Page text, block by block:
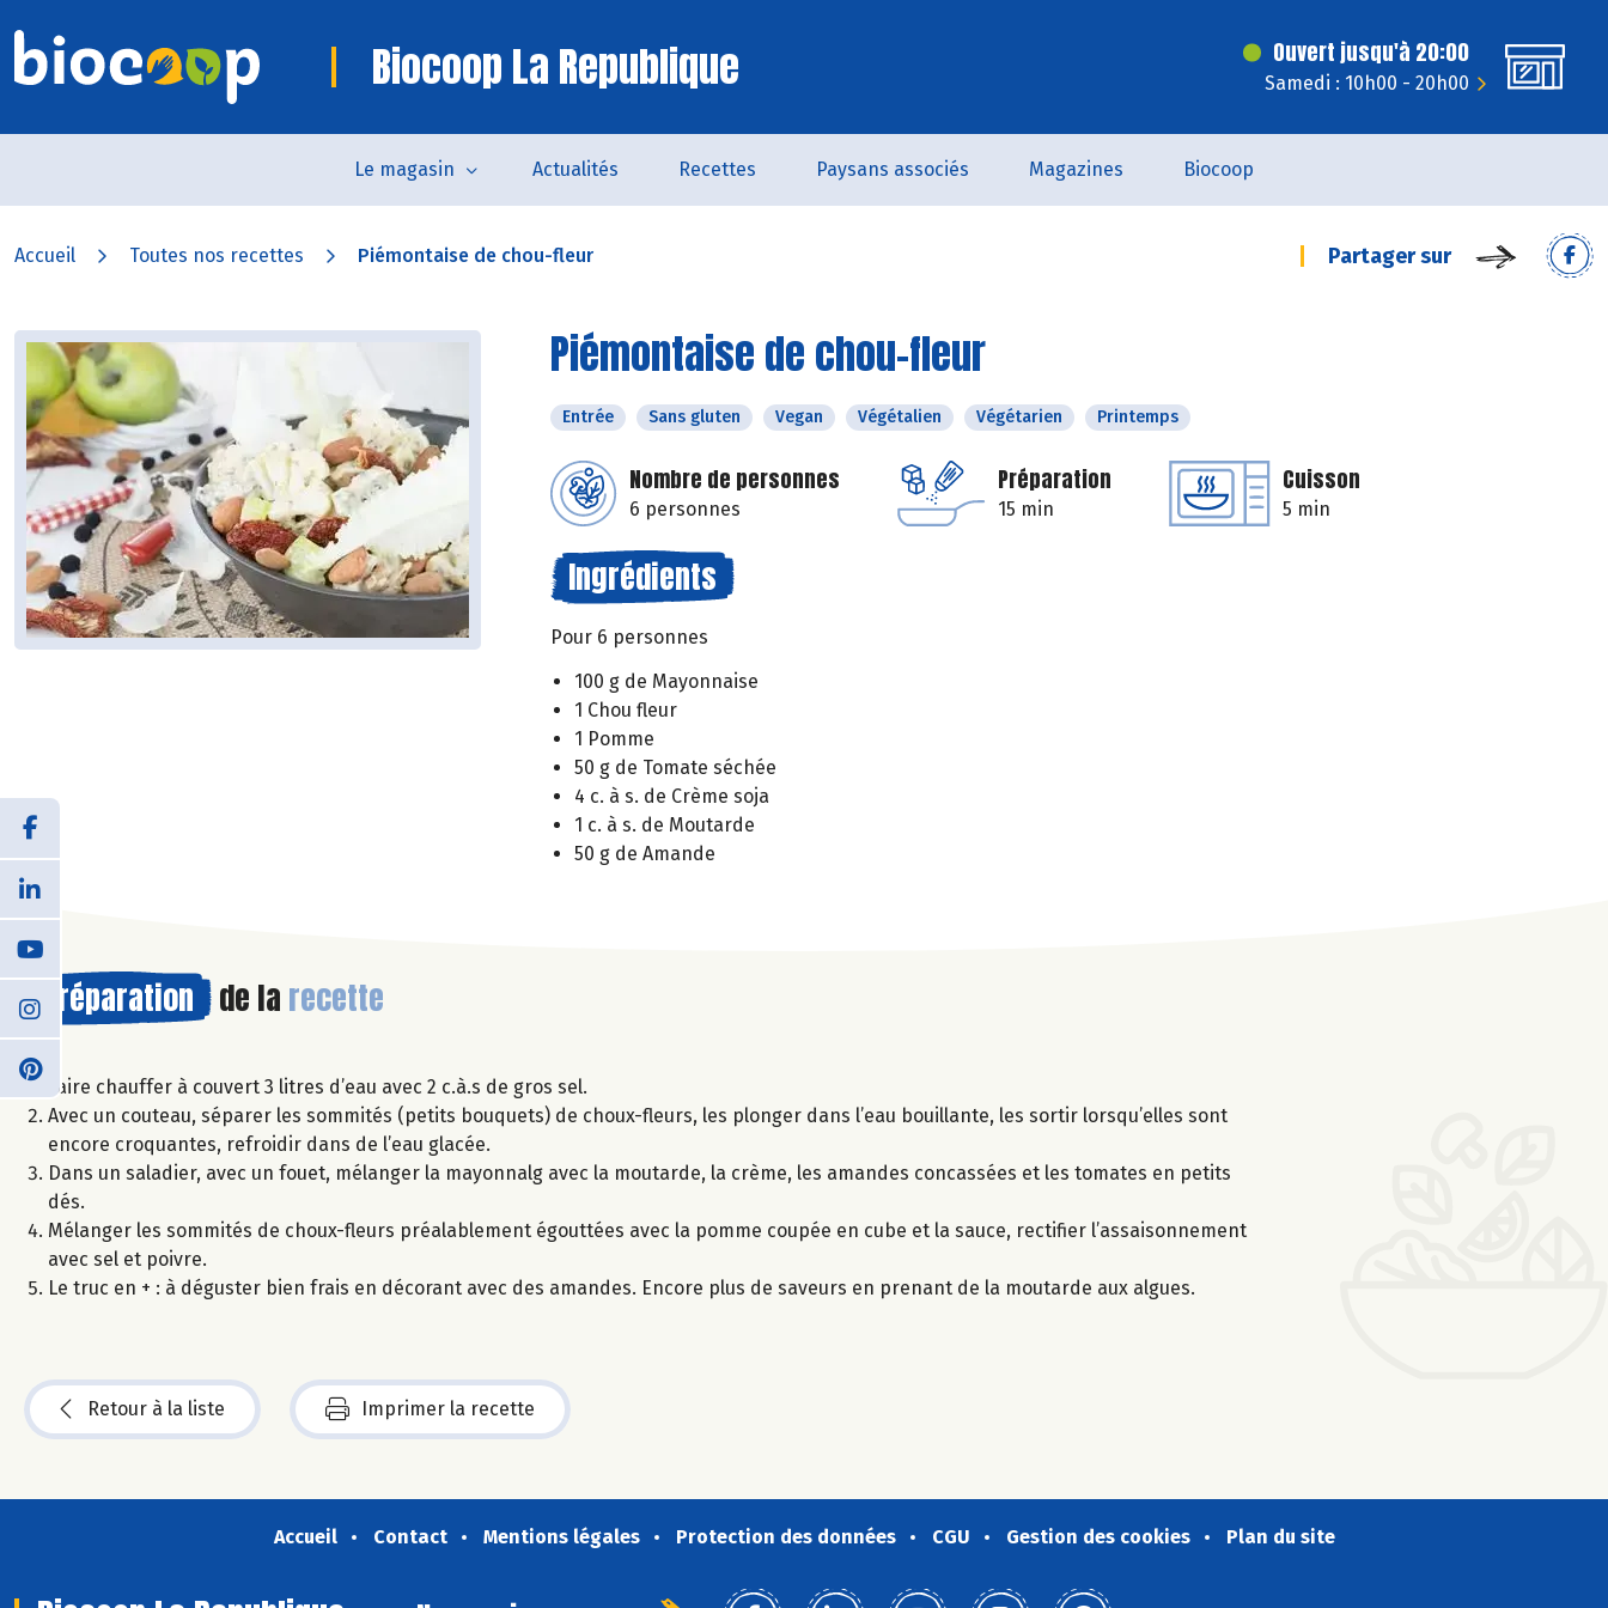
Biocoop La Republique Ouvert jusqu'à 20:00
Samedi : 10h00 - 20h00
Le magasin Actualités Recettes Paysans associés Magazines Biocoop
Accueil Toutes nos recettes Piémontaise de chou-fleur Partager sur
Piémontaise de chou-fleur
Entrée Sans gluten Vegan Végétalien Végétarien Printemps
Nombre de personnes
6 personnes
Préparation
15 min
Cuisson
5 min
Ingrédients
Pour 6 personnes
100 g de Mayonnaise
1 Chou fleur
1 Pomme
50 g de Tomate séchée
4 c. à s. de Crème soja
1 c. à s. de Moutarde
50 g de Amande
Préparation de la recette
Faire chauffer à couvert 3 litres d’eau avec 2 c.à.s de gros sel.
Avec un couteau, séparer les sommités (petits bouquets) de choux-fleurs, les plonger dans l’eau bouillante, les sortir lorsqu’elles sont
encore croquantes, refroidir dans de l’eau glacée.
Dans un saladier, avec un fouet, mélanger la mayonnalg avec la moutarde, la crème, les amandes concassées et les tomates en petits
dés.
Mélanger les sommités de choux-fleurs préalablement égouttées avec la pomme coupée en cube et la sauce, rectifier l’assaisonnement
avec sel et poivre.
Le truc en + : à déguster bien frais en décorant avec des amandes. Encore plus de saveurs en prenant de la moutarde aux algues.
Retour à la liste Imprimer la recette
Accueil Contact Mentions légales Protection des données CGU Gestion des cookies Plan du site